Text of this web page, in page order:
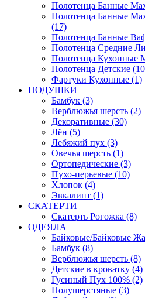
Полотенца Банные
Полотенца Банные
(17)
Полотенца Банные
Полотенца Средние
Полотенца Кухонные
Полотенца Детские
Фартуки Кухонные (1)
ПОДУШКИ
Бамбук (3)
Верблюжья шерсть (2)
Декоративные (30)
Лён (5)
Лебяжий пух (3)
Овечья шерсть (1)
Ортопедические (3)
Пухо-перьевые (10)
Хлопок (4)
Эвкалипт (1)
СКАТЕРТИ
Скатерть Рогожка (8)
ОДЕЯЛА
Байковые/Байковые
Бамбук (8)
Верблюжья шерсть (8)
Детские в кроватку (4)
Гусиный Пух 100% (2)
Полушерстяные (3)